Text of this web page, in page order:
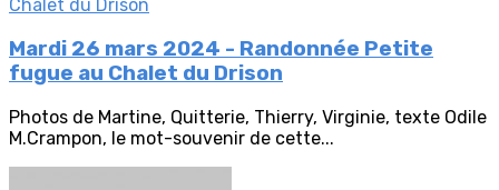
Mardi 26 mars 2024 - Randonnée Petite
fugue au Chalet du Drison
Photos de Martine, Quitterie, Thierry, Virginie, texte Odile
M.Crampon, le mot-souvenir de cette...